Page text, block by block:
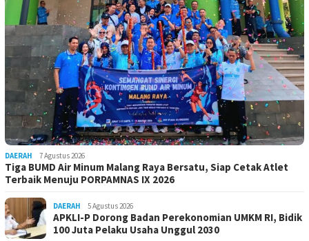
DAERAH 7 Agustus 2026
Tiga BUMD Air Minum Malang Raya Bersatu, Siap Cetak Atlet
Terbaik Menuju PORPAMNAS IX 2026
DAERAH 5 Agustus 2026
APKLI-P Dorong Badan Perekonomian UMKM RI, Bidik
100 Juta Pelaku Usaha Unggul 2030